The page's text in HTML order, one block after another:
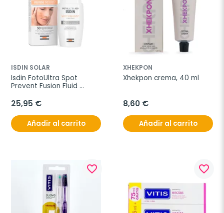
ISDIN SOLAR
Isdin FotoUltra Spot
Prevent Fusion Fluid
25,95 €
Añadir al carrito
XHEKPON
Xhekpon crema, 40 ml
8,60 €
Añadir al carrito
favorite_border favorite_border